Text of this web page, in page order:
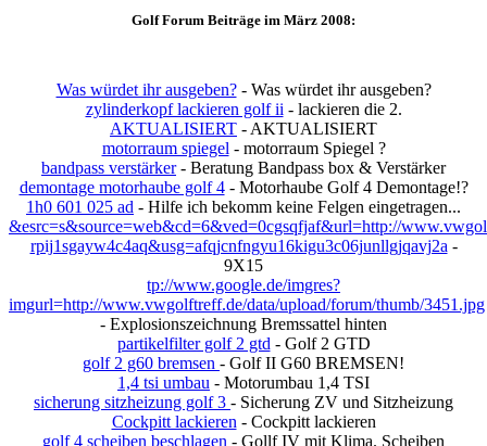
Golf Forum Beiträge im März 2008:
Was würdet ihr ausgeben?- Was würdet ihr ausgeben?
zylinderkopf lackieren golf ii - lackieren die 2.
AKTUALISIERT - AKTUALISIERT
motorraum spiegel - motorraum Spiegel ?
bandpass verstärker- Beratung Bandpass box & Verstärker
demontage motorhaube golf 4- Motorhaube Golf 4 Demontage!?
1h0 601 025 ad - Hilfe ich bekomm keine Felgen eingetragen...
&esrc=s&source=web&cd=6&ved=0cgsqfjaf&url=http://
rpij1sgayw4c4aq&usg=afqjcnfngyu16kigu3c06junllgjqavj2a -
9X15
tp://www.google.de/imgres?
imgurl=http://www.vwgolftreff.de/data/upload/forum/thumb/3451.jpg
- Explosionszeichnung Bremssattel hinten
partikelfilter golf 2 gtd - Golf 2 GTD
golf 2 g60 bremsen - Golf II G60 BREMSEN!
1,4 tsi umbau - Motorumbau 1,4 TSI
sicherung sitzheizung golf 3 - Sicherung ZV und Sitzheizung
Cockpitt lackieren - Cockpitt lackieren
golf 4 scheiben beschlagen - Gollf IV mit Klima. Scheiben